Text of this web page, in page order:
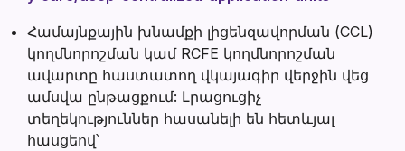
Համայնքային խնամքի լիցենզավորման (CCL)
կողմնորոշման կամ RCFE կողմնորոշման
ավարտը հաստատող վկայագիր վերջին վեց
ամսվա ընթացքում: Լրացուցիչ
տեղեկություններ հասանելի են հետևյալ
հասցեով՝